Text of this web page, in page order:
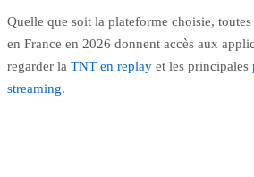
Quelle que soit la plateforme choisie,
en France en 2026 donnent accès aux
regarder la TNT en replay et les principales
streaming.